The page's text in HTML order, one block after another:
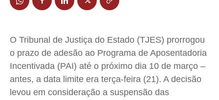
Meio Ambiente
Cidades
Direitos
Economia
Cultura
Meio Ambiente
Cidades
Direitos
Economia
Cultura
Meio Ambiente
Cidades
Direitos
Economia
Cultura
Meio Ambiente
Cidades
Direitos
Economia
Cultura
O Tribunal de Justiça do Estado (TJES) prorrogou
o prazo de adesão ao Programa de Aposentadoria
Incentivada (PAI) até o próximo dia 10 de março –
antes, a data limite era terça-feira (21). A decisão
levou em consideração a suspensão das